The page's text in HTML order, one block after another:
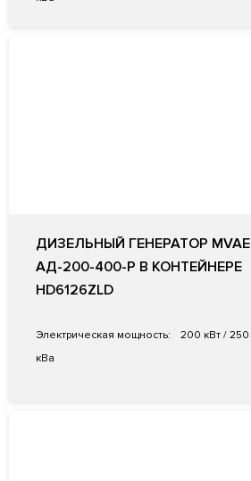
ДИЗЕЛЬНЫЙ ГЕНЕРАТОР MVAE
АД-200-400-Р В КОНТЕЙНЕРЕ
HD6126ZLD
Электрическая мощность:
200 кВт / 250
кВа